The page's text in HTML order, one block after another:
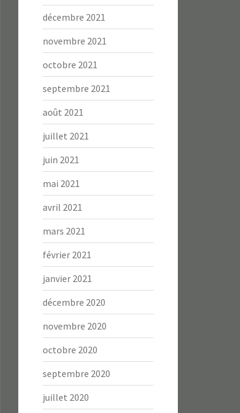
décembre 2021
novembre 2021
octobre 2021
septembre 2021
août 2021
juillet 2021
juin 2021
mai 2021
avril 2021
mars 2021
février 2021
janvier 2021
décembre 2020
novembre 2020
octobre 2020
septembre 2020
juillet 2020